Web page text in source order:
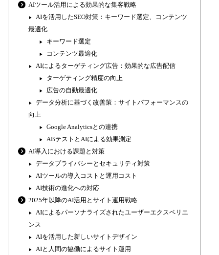
AIツール活用による効果的な集客戦略
AIを活用したSEO対策：キーワード選定、コンテンツ
最適化
キーワード選定
コンテンツ最適化
AIによるターゲティング広告：効果的な広告配信
ターゲティング精度の向上
広告の自動最適化
データ分析に基づく改善策：サイトパフォーマンスの
向上
Google Analyticsとの連携
ABテストとAIによる効果測定
AI導入における課題と対策
データプライバシーとセキュリティ対策
AIツールの導入コストと運用コスト
AI技術の進化への対応
2025年以降のAI活用とサイト運用戦略
AIによるパーソナライズされたユーザーエクスペリエ
ンス
AIを活用した新しいサイトデザイン
AIと人間の協働によるサイト運用